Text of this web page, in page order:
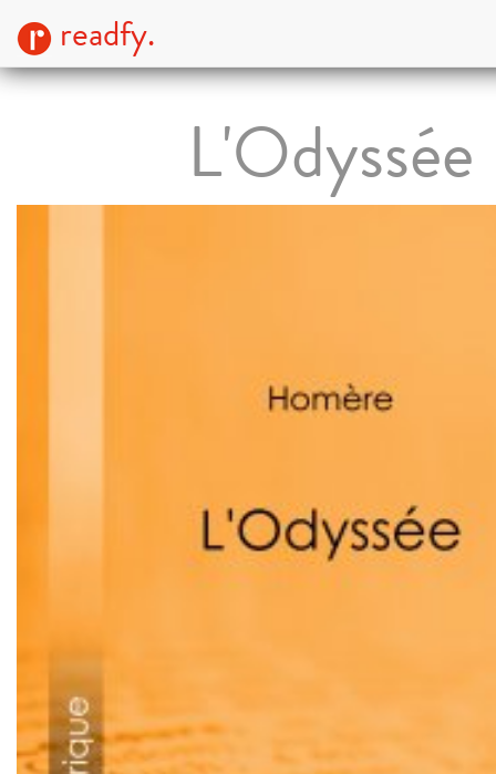
readfy.
L'Odyssée